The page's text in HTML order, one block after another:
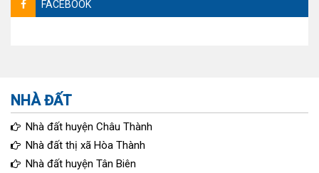
FACEBOOK
NHÀ ĐẤT
Nhà đất huyện Châu Thành
Nhà đất thị xã Hòa Thành
Nhà đất huyện Tân Biên